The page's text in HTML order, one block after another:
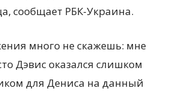
сообщает РБК-Украина.
много не скажешь: мне
Дэвис оказался слишком
для Дениса на данный